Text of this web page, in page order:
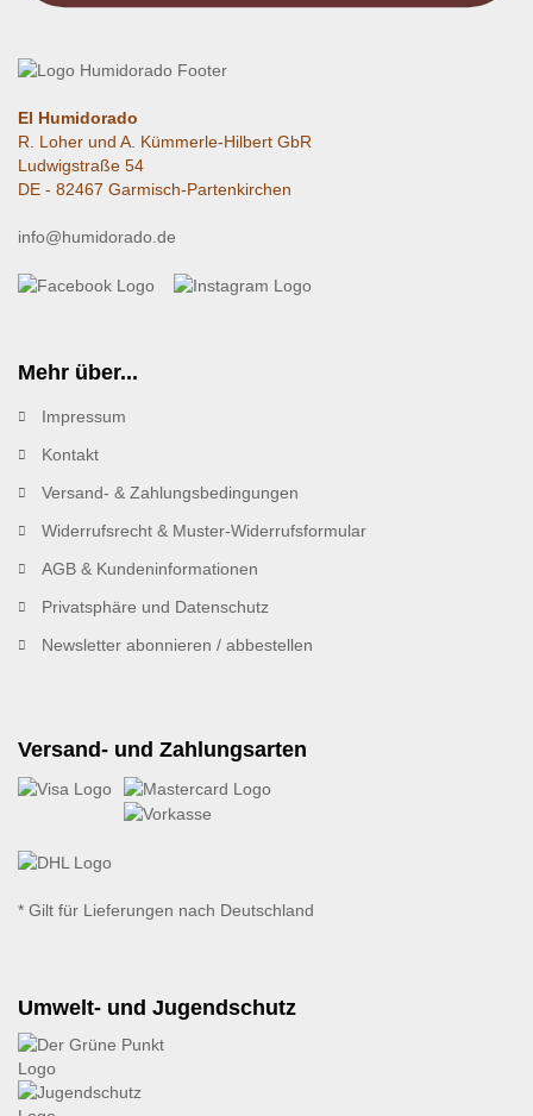
El Humidorado
R. Loher und A. Kümmerle-Hilbert GbR
Ludwigstraße 54
DE - 82467 Garmisch-Partenkirchen
info@humidorado.de
Mehr über...
Impressum
Kontakt
Versand- & Zahlungsbedingungen
Widerrufsrecht & Muster-Widerrufsformular
AGB & Kundeninformationen
Privatsphäre und Datenschutz
Newsletter abonnieren / abbestellen
Versand- und Zahlungsarten
* Gilt für Lieferungen nach Deutschland
Umwelt- und Jugendschutz